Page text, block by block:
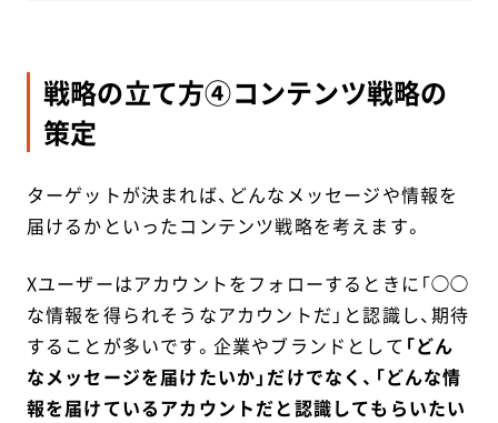
戦略の立て方④コンテンツ戦略の
策定
ターゲットが決まれば、どんなメッセージや情報を
届けるかといったコンテンツ戦略を考えます。
Xユーザーはアカウントをフォローするときに「◯◯
な情報を得られそうなアカウントだ」と認識し、期待
することが多いです。企業やブランドとして 「どん
なメッセージを届けたいか」だけでなく、「どんな情
報を届けているアカウントだと認識してもらいたい